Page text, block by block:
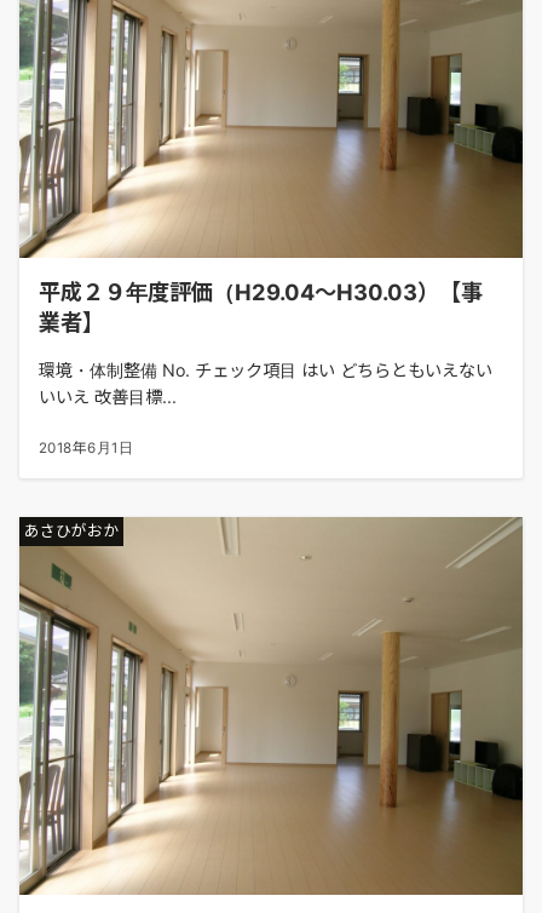
平成２９年度評価（H29.04～H30.03）【事
業者】
環境・体制整備 No. チェック項目 はい どちらともいえない
いいえ 改善目標...
2018年6月1日
あさひがおか